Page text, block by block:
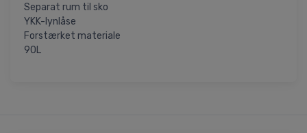
Separat rum til sko
YKK-lynlåse
Forstærket materiale
90L